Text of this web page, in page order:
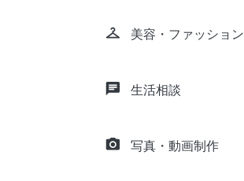
checkroom 美容・ファッション
chat 生活相談
camera_alt 写真・動画制作